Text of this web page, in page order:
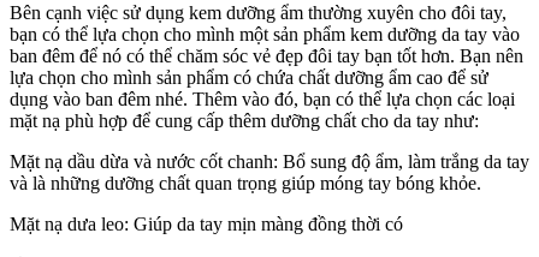
Bên cạnh việc sử dụng kem dưỡng ẩm thường xuyên cho đôi tay,
bạn có thể lựa chọn cho mình một sản phẩm kem dưỡng da tay vào
ban đêm để nó có thể chăm sóc vẻ đẹp đôi tay bạn tốt hơn. Bạn nên
lựa chọn cho mình sản phẩm có chứa chất dưỡng ẩm cao để sử
dụng vào ban đêm nhé. Thêm vào đó, bạn có thể lựa chọn các loại
mặt nạ phù hợp để cung cấp thêm dưỡng chất cho da tay như:
Mặt nạ dầu dừa và nước cốt chanh: Bổ sung độ ẩm, làm trắng da tay
và là những dưỡng chất quan trọng giúp móng tay bóng khỏe.
Mặt nạ dưa leo: Giúp da tay mịn màng đồng thời có